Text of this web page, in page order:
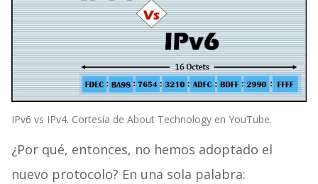
IPv6 vs IPv4. Cortesía de About Technology en YouTube.
¿Por qué, entonces, no hemos adoptado el
nuevo protocolo? En una sola palabra: